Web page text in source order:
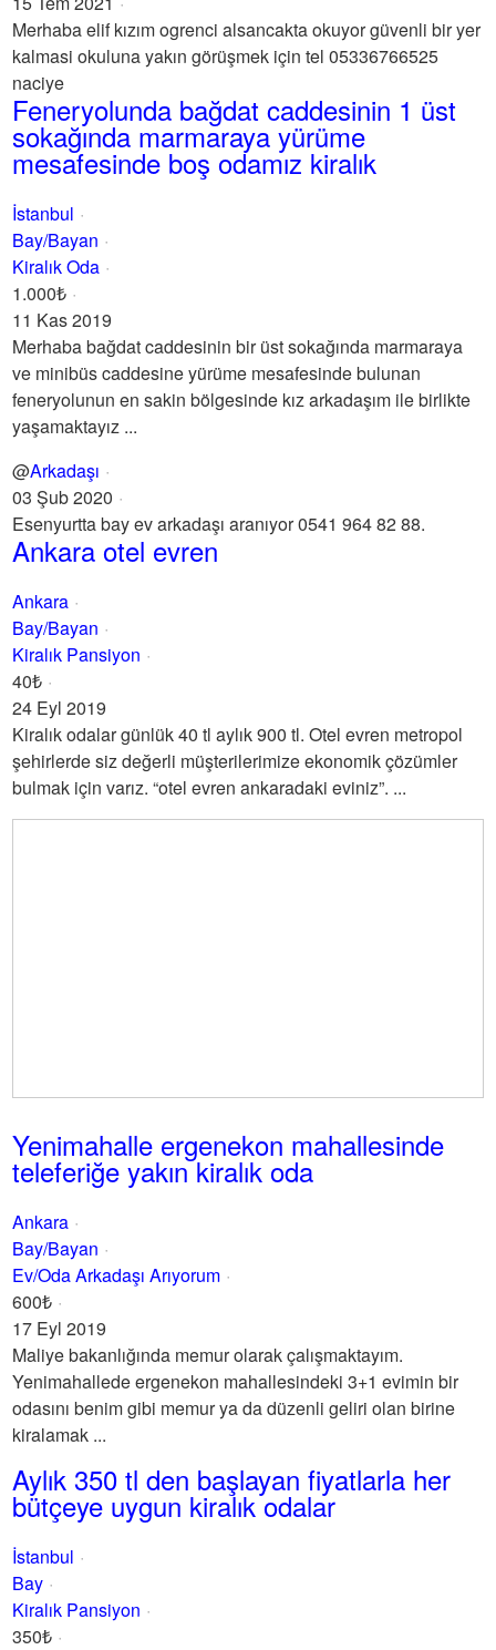
Merhaba elif kızım ogrenci alsancakta okuyor güvenli bir yer
kalmasi okuluna yakın görüşmek için tel 05336766525
naciye
Feneryolunda bağdat caddesinin 1 üst
sokağında marmaraya yürüme
mesafesinde boş odamız kiralık
İstanbul
Bay/Bayan
Kiralık Oda
1.000₺
11 Kas 2019
Merhaba bağdat caddesinin bir üst sokağında marmaraya
ve minibüs caddesine yürüme mesafesinde bulunan
feneryolunun en sakin bölgesinde kız arkadaşım ile birlikte
yaşamaktayız ...
@Arkadaşı
03 Şub 2020
Esenyurtta bay ev arkadaşı aranıyor 0541 964 82 88.
Ankara otel evren
Ankara
Bay/Bayan
Kiralık Pansiyon
40₺
24 Eyl 2019
Kiralık odalar günlük 40 tl aylık 900 tl. Otel evren metropol
şehirlerde siz değerli müşterilerimize ekonomik çözümler
bulmak için varız. “otel evren ankaradaki eviniz”. ...
Yenimahalle ergenekon mahallesinde
teleferiğe yakın kiralık oda
Ankara
Bay/Bayan
Ev/Oda Arkadaşı Arıyorum
600₺
17 Eyl 2019
Maliye bakanlığında memur olarak çalışmaktayım.
Yenimahallede ergenekon mahallesindeki 3+1 evimin bir
odasını benim gibi memur ya da düzenli geliri olan birine
kiralamak ...
Aylık 350 tl den başlayan fiyatlarla her
bütçeye uygun kiralık odalar
İstanbul
Bay
Kiralık Pansiyon
350₺